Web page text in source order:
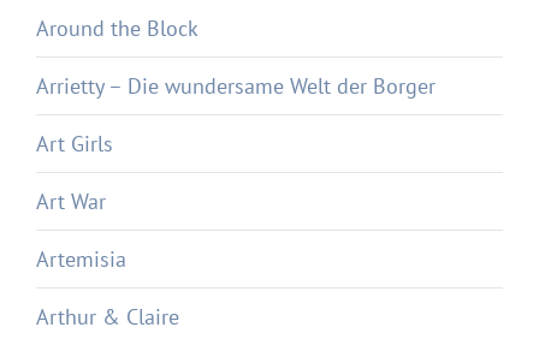
Around the Block
Arrietty – Die wundersame Welt der Borger
Art Girls
Art War
Artemisia
Arthur & Claire